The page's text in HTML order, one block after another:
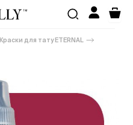
Краски для тату ETERNAL